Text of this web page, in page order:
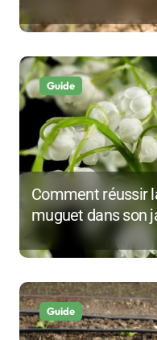
Guide
Comment réussir
muguet dans son
technique,
pro
Guide